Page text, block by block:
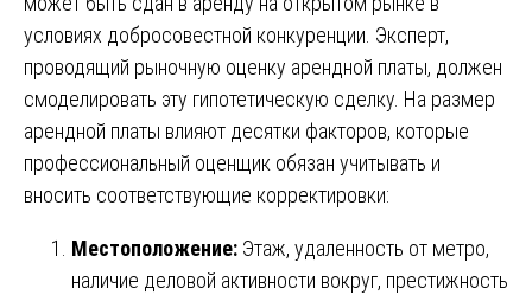
условиях добросовестной конкуренции. Эксперт,
проводящий рыночную оценку арендной платы, должен
смоделировать эту гипотетическую сделку. На размер
арендной платы влияют десятки факторов, которые
профессиональный оценщик обязан учитывать и
вносить соответствующие корректировки:
Местоположение: Этаж, удаленность от метро,
наличие деловой активности вокруг, престижность